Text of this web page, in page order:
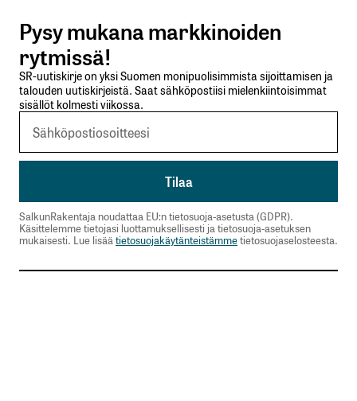
Lähetä kommentti
Pysy mukana markkinoiden
rytmissä!
SR-uutiskirje on yksi Suomen monipuolisimmista sijoittamisen ja
talouden uutiskirjeistä. Saat sähköpostiisi mielenkiintoisimmat
sisällöt kolmesti viikossa.
SalkunRakentaja noudattaa EU:n tietosuoja-asetusta (GDPR).
Käsittelemme tietojasi luottamuksellisesti ja tietosuoja-asetuksen
mukaisesti. Lue lisäätietosuojakäytänteistämmetietosuojaselosteesta.